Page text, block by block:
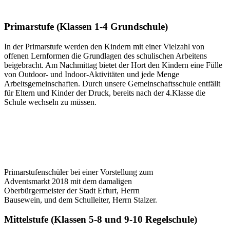
Primarstufe (Klassen 1-4 Grundschule)
In der Primarstufe werden den Kindern mit einer Vielzahl von
offenen Lernformen die Grundlagen des schulischen Arbeitens
beigebracht. Am Nachmittag bietet der Hort den Kindern eine Fülle
von Outdoor- und Indoor-Aktivitäten und jede Menge
Arbeitsgemeinschaften. Durch unsere Gemeinschaftsschule entfällt
für Eltern und Kinder der Druck, bereits nach der 4.Klasse die
Schule wechseln zu müssen.
Primarstufenschüler bei einer Vorstellung zum
Adventsmarkt 2018 mit dem damaligen
Oberbürgermeister der Stadt Erfurt, Herrn
Bausewein, und dem Schulleiter, Herrn Stalzer.
Mittelstufe (Klassen 5-8 und 9-10 Regelschule)